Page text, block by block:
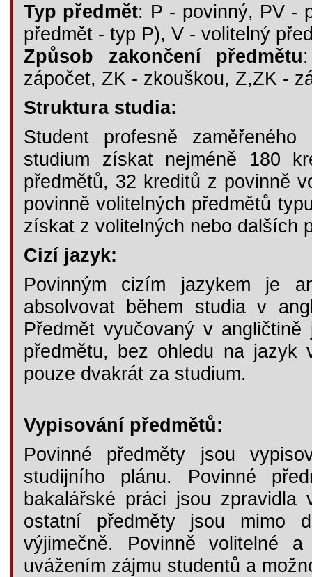
Typ předmět: P - povinný, PV -
předmět - typ P), V - volitelný
Způsob zakončení předmětu
zápočet, ZK - zkouškou, Z,ZK -
Struktura studia:
Student profesně
studium získat nejméně 180
předmětů, 32 kreditů z povinně
povinně volitelných předmětů
získat z volitelných nebo dalších
Cizí jazyk:
Povinným cizím jazykem je
absolvovat během studia v
Předmět vyučovaný v
předmětu, bez ohledu na
pouze dvakrát za studium.
Vypisování předmětů:
Povinné předměty jsou
studijního plánu. Povinné
bakalářské práci jsou
ostatní předměty jsou mimo
výjimečně. Povinně volitelné
uvážením zájmu studentů a